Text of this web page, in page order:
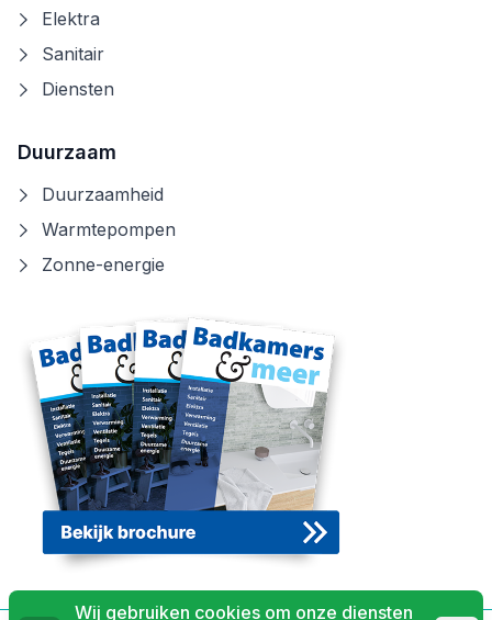
Elektra
Sanitair
Diensten
Duurzaam
Duurzaamheid
Warmtepompen
Zonne-energie
Wij gebruiken cookies om onze diensten